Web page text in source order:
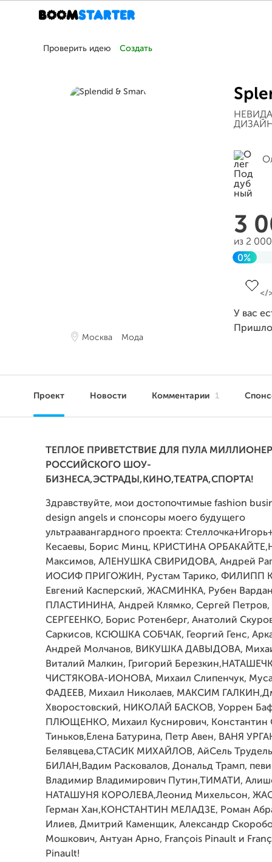
Проверить идею Создать
Москва Мода
3
из 2
0%
У вас
Проект Новости Комментарии 1
ТЕПЛОЕ ПРИВЕТСТВИЕ ДЛЯ ПУЛА
РОССИЙСКОГО ШОУ-
БИЗНЕСА,ЭСТРАДЫ,КИНО,ТЕАТРА,СПОРТА!
Здравствуйте, мои достопочтимые fashion
design angels и спонсоры моего будущего
ультраавангардного проекта:
Кесаевы, Борис Минц, КРИСТИНА
Максимов, АЛЕНУШКА СВИРИДОВА, Андрей
ИОСИФ ПРИГОЖИН, Рустам Тарико, ФИЛИПП
Евгений Касперский, ЖАСМИНКА, Рубен
ПЛАСТИНИНА, Андрей Клямко, Сергей Петров,
СЕРГЕЕНКО, Борис Ротенберг, Анатолий
Саркисов, КСЮШКА СОБЧАК, Георгий Генс,
Андрей Молчанов, ВИКУШКА ДАВЫДОВА,
Виталий Малкин, Григорий
ЧИСТЯКОВА-ИОНОВА, Михаил Слипенчук,
ФАДЕЕВ, Михаил Николаев, МАКСИМ
Хворостовский, НИКОЛАЙ БАСКОВ, Уоррен
ПЛЮЩЕНКО, Михаил Куснирович, Константин
Тиньков,Елена Батурина, Петр Авен, ВАНЯ
Белявцева,СТАСИК МИХАЙЛОВ, АйСель
БИЛАН,Вадим Расковалов, Дональд Трамп,
Владимир Владимирович Путин,ТИМАТИ,
НАТАШУНЯ КОРОЛЕВА,Леонид Михельсон,
Герман Хан,КОНСТАНТИН МЕЛАДЗЕ, Роман
Илиев, Дмитрий Каменщик, Александр
Мошкович, Антуан Арно, François Pinault и
Pinault!